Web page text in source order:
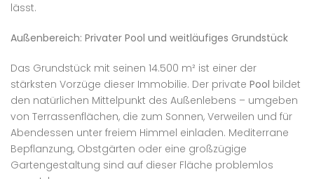
lässt.
Außenbereich: Privater Pool und weitläufiges Grundstück
Das Grundstück mit seinen 14.500 m² ist einer der
stärksten Vorzüge dieser Immobilie. Der private Pool bildet
den natürlichen Mittelpunkt des Außenlebens – umgeben
von Terrassenflächen, die zum Sonnen, Verweilen und für
Abendessen unter freiem Himmel einladen. Mediterrane
Bepflanzung, Obstgärten oder eine großzügige
Gartengestaltung sind auf dieser Fläche problemlos